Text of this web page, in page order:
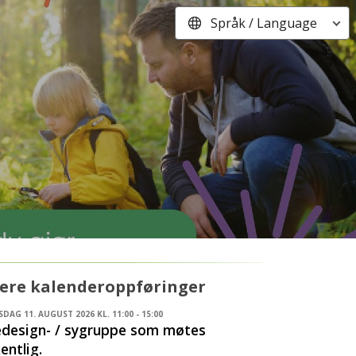
Språk / Language
kalenderoppføringer
11. AUGUST 2026 KL. 11:00 - 15:00
/ sygruppe som møtes